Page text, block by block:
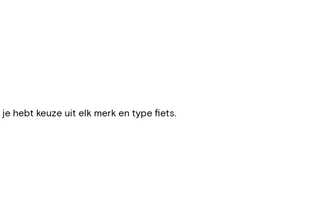
hebt keuze uit elk merk en type fiets.